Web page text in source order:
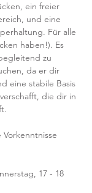
ein freier
und eine
Für alle
haben!). Es
zu
da er dir
eine stabile Basis
die dir in
17 - 18